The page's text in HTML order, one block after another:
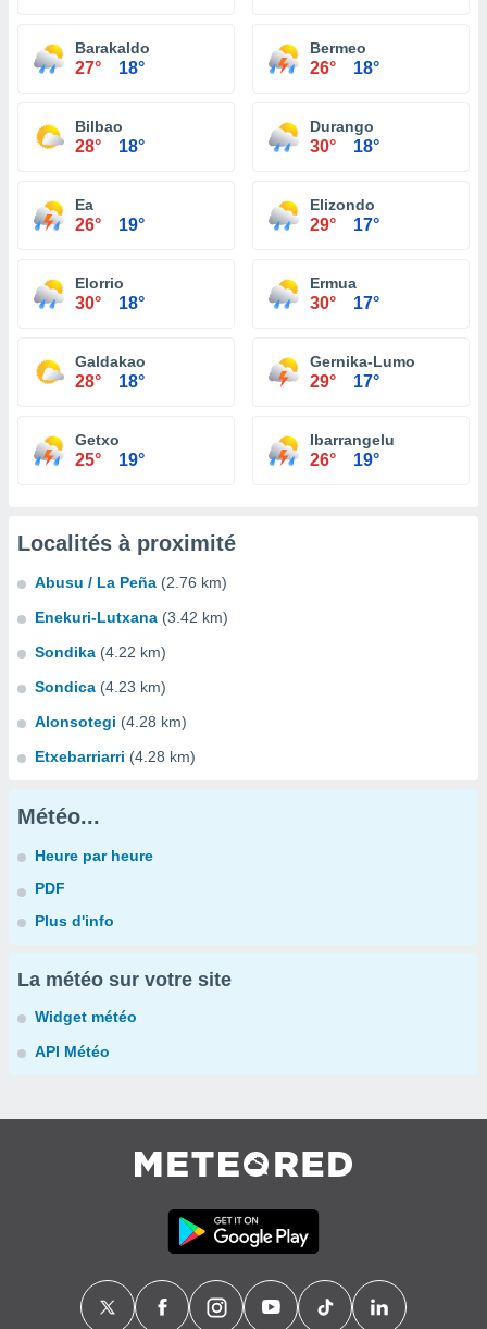
Barakaldo
27° 18°
Bermeo
26° 18°
Bilbao
28° 18°
Durango
30° 18°
Ea
26° 19°
Elizondo
29° 17°
Elorrio
30° 18°
Ermua
30° 17°
Galdakao
28° 18°
Gernika-Lumo
29° 17°
Getxo
25° 19°
Ibarrangelu
26° 19°
Localités à proximité
Abusu / La Peña (2.76 km)
Enekuri-Lutxana (3.42 km)
Sondika (4.22 km)
Sondica (4.23 km)
Alonsotegi (4.28 km)
Etxebarriarri (4.28 km)
Météo...
Heure par heure
PDF
Plus d'info
La météo sur votre site
Widget météo
API Météo